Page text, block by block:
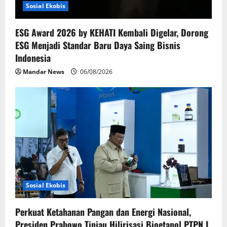
Sosial Ekobis
ESG Award 2026 by KEHATI Kembali Digelar, Dorong
ESG Menjadi Standar Baru Daya Saing Bisnis
Indonesia
Mandar News 06/08/2026
Sosial Ekobis
Perkuat Ketahanan Pangan dan Energi Nasional,
Presiden Prabowo Tinjau Hilirisasi Bioetanol PTPN I